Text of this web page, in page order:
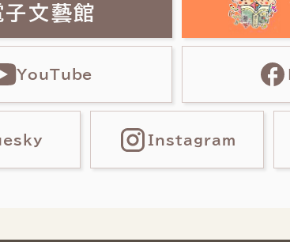
子文藝館
YouTube
Instagram